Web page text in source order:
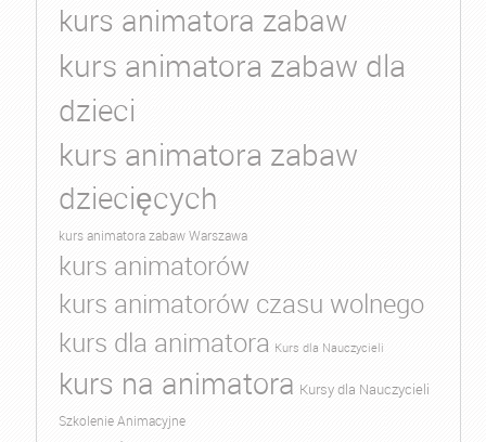
kurs animatora zabaw
kurs animatora zabaw dla
dzieci
kurs animatora zabaw
dziecięcych
kurs animatora zabaw Warszawa
kurs animatorów
kurs animatorów czasu wolnego
kurs dla animatora Kurs dla Nauczycieli
kurs na animatora Kursy dla Nauczycieli
Szkolenie Animacyjne